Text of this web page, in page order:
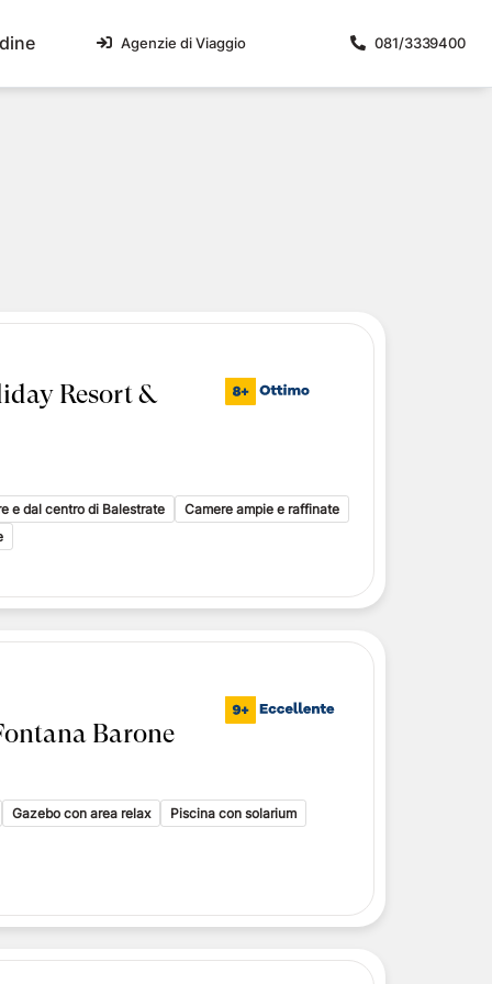
Agenzie di Viaggio 081/3339400
2026 - Primavera-Estate
e Matera 2026
Presepe Napoletano e Pompei
pizze e Lacryma Christi
tra tortellini, torri e dolci colline
4 stelle
toscani
Isole Eolie
Isole Eolie
Resort &
e dal centro di Balestrate
Camere ampie e raffinate
Barone
Gazebo con area relax Piscina con solarium